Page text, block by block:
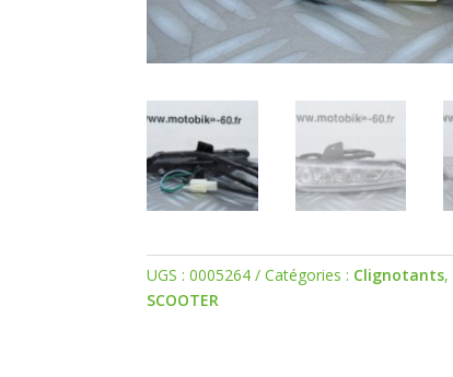
UGS :0005264 Catégories : Clignotants,
SCOOTER